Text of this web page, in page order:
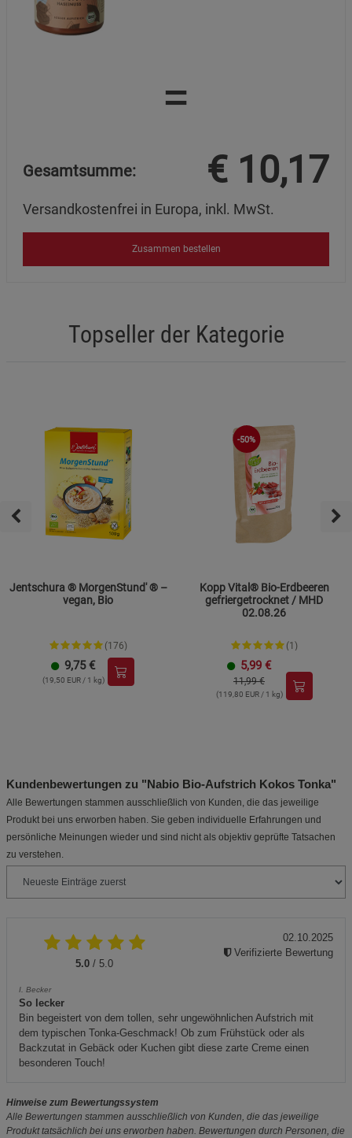
=
Gesamtsumme: € 10,17
Versandkostenfrei in Europa, inkl. MwSt.
Zusammen bestellen
Topseller der Kategorie
Jentschura ® MorgenStund' ® –
vegan, Bio
(176)
9,75 €
(19,50 EUR / 1 kg)
-50%
Kopp Vital® Bio-Erdbeeren
gefriergetrocknet / MHD
02.08.26
(1)
5,99 €
11,99 €
(119,80 EUR / 1 kg)
Kundenbewertungen zu "Nabio Bio-Aufstrich Kokos Tonka"
Alle Bewertungen stammen ausschließlich von Kunden, die das jeweilige
Produkt bei uns erworben haben. Sie geben individuelle Erfahrungen und
persönliche Meinungen wieder und sind nicht als objektiv geprüfte Tatsachen
zu verstehen.
5.0 / 5.0
I. Becker
So lecker
Bin begeistert von dem tollen, sehr ungewöhnlichen Aufstrich mit
dem typischen Tonka-Geschmack! Ob zum Frühstück oder als
Backzutat in Gebäck oder Kuchen gibt diese zarte Creme einen
besonderen Touch!
02.10.2025
Verifizierte Bewertung
Hinweise zum Bewertungssystem
Alle Bewertungen stammen ausschließlich von Kunden, die das jeweilige
Produkt tatsächlich bei uns erworben haben. Bewertungen durch Personen, die